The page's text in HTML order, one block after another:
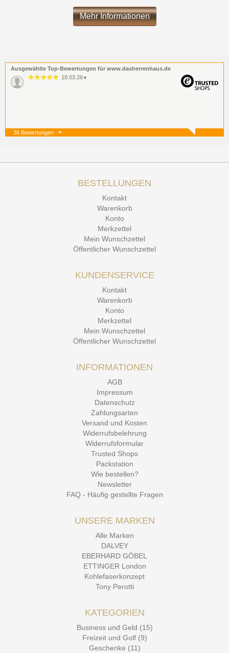
Mehr Informationen
Ausgewählte Top-Bewertungen für www.dasherrenhaus.de
18.03.26 ▼
▼
38 Bewertungen
BESTELLUNGEN
Kontakt
Warenkorb
Konto
Merkzettel
Mein Wunschzettel
Öffentlicher Wunschzettel
KUNDENSERVICE
Kontakt
Warenkorb
Konto
Merkzettel
Mein Wunschzettel
Öffentlicher Wunschzettel
INFORMATIONEN
AGB
Impressum
Datenschutz
Zahlungsarten
Versand und Kosten
Widerrufsbelehrung
Widerrufsformular
Trusted Shops
Packstation
Wie bestellen?
Newsletter
FAQ - Häufig gestellte Fragen
UNSERE MARKEN
Alle Marken
DALVEY
EBERHARD GÖBEL
ETTINGER London
Kohlefaserkonzept
Tony Perotti
KATEGORIEN
Business und Geld (15)
Freizeit und Golf (9)
Geschenke (11)